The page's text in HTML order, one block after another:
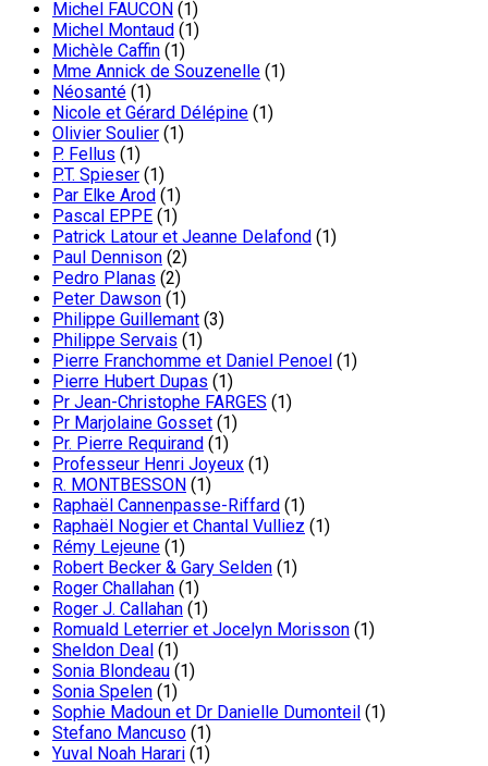
Michel FAUCON (1)
Michel Montaud (1)
Michèle Caffin (1)
Mme Annick de Souzenelle (1)
Néosanté (1)
Nicole et Gérard Délépine (1)
Olivier Soulier (1)
P. Fellus (1)
P.T. Spieser (1)
Par Elke Arod (1)
Pascal EPPE (1)
Patrick Latour et Jeanne Delafond (1)
Paul Dennison (2)
Pedro Planas (2)
Peter Dawson (1)
Philippe Guillemant (3)
Philippe Servais (1)
Pierre Franchomme et Daniel Penoel (1)
Pierre Hubert Dupas (1)
Pr Jean-Christophe FARGES (1)
Pr Marjolaine Gosset (1)
Pr. Pierre Requirand (1)
Professeur Henri Joyeux (1)
R. MONTBESSON (1)
Raphaël Cannenpasse-Riffard (1)
Raphaël Nogier et Chantal Vulliez (1)
Rémy Lejeune (1)
Robert Becker & Gary Selden (1)
Roger Challahan (1)
Roger J. Callahan (1)
Romuald Leterrier et Jocelyn Morisson (1)
Sheldon Deal (1)
Sonia Blondeau (1)
Sonia Spelen (1)
Sophie Madoun et Dr Danielle Dumonteil (1)
Stefano Mancuso (1)
Yuval Noah Harari (1)